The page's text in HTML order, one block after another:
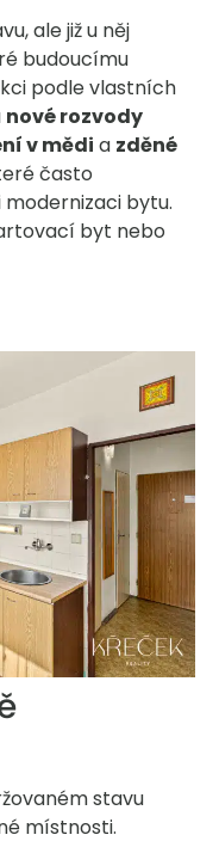
ale již u něj
budoucímu
podle vlastních
nové rozvody
v mědi a zděné
často
bytu.
byt nebo
stavu
místnosti.